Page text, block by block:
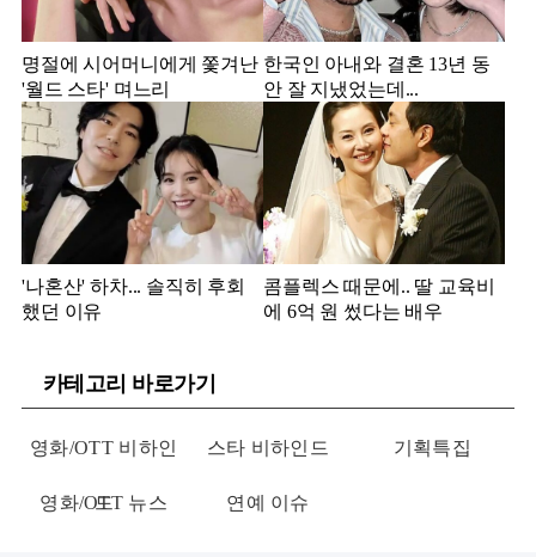
명절에 시어머니에게 쫓겨난
'월드 스타' 며느리
한국인 아내와 결혼 13년 동
안 잘 지냈었는데...
'나혼산' 하차... 솔직히 후회
했던 이유
콤플렉스 때문에.. 딸 교육비
에 6억 원 썼다는 배우
카테고리 바로가기
영화/OTT 비하인
드
스타 비하인드 기획특집
영화/OTT 뉴스 연예 이슈